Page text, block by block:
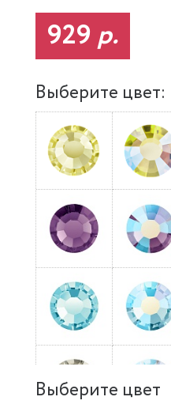
929 р.
Выберите цвет:
Выберите цвет